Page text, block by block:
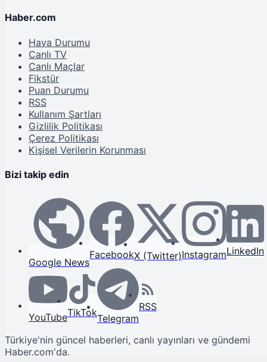
Haber.com
Hava Durumu
Canlı TV
Canlı Maçlar
Fikstür
Puan Durumu
RSS
Kullanım Şartları
Gizlilik Politikası
Çerez Politikası
Kişisel Verilerin Korunması
Bizi takip edin
Google News
FacebookX (Twitter)InstagramLinkedIn
YouTubeTikTokTelegram
RSS
Türkiye'nin güncel haberleri, canlı yayınları ve gündemi
Haber.com'da.